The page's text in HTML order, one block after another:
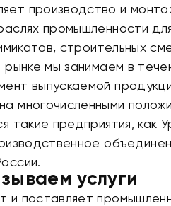
производство и
промышленности
строительных
мы занимаем в
выпускаемой
многочисленными
такие предприятия, как
услуги
и поставляет